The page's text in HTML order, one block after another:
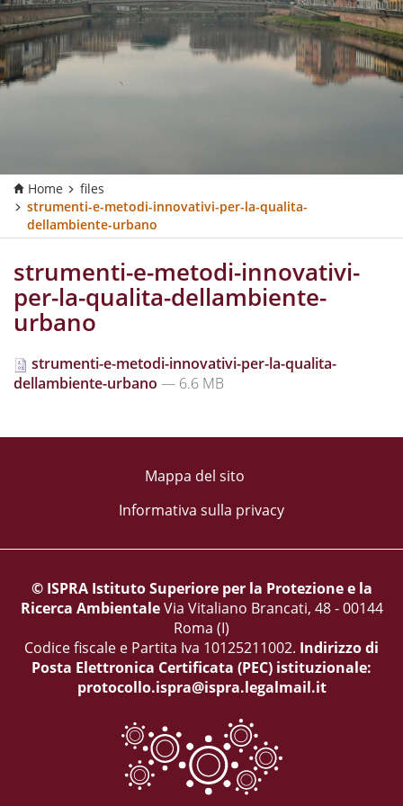
Home
files
strumenti-e-metodi-innovativi-per-la-qualita-
dellambiente-urbano
strumenti-e-metodi-innovativi-
per-la-qualita-dellambiente-
urbano
strumenti-e-metodi-innovativi-per-la-qualita-
dellambiente-urbano — 6.6 MB
Mappa del sito
Informativa sulla privacy
© ISPRA Istituto Superiore per la Protezione e la
Ricerca AmbientaleVia Vitaliano Brancati, 48 - 00144
Roma (I)
Codice fiscale e Partita Iva 10125211002. Indirizzo di
Posta Elettronica Certificata (PEC) istituzionale:
protocollo.ispra@ispra.legalmail.it